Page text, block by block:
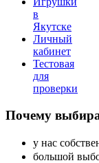
в
Якутске
Личный
кабинет
Тестовая
для
проверки
Почему
у нас
большой